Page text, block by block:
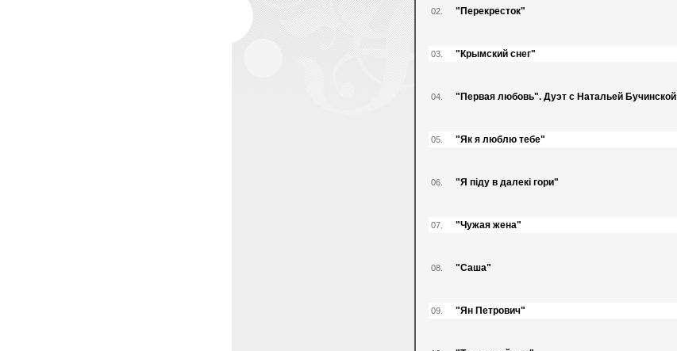
02. "Перекресток"
03. "Крымский снег"
04. "Первая любовь". Дуэт с Натальей Бучинской
05. "Як я люблю тебе"
06. "Я піду в далекі гори"
07. "Чужая жена"
08. "Саша"
09. "Ян Петрович"